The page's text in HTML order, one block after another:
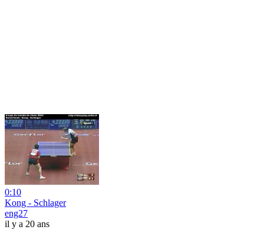
0:10
Kong - Schlager
eng27
il y a 20 ans